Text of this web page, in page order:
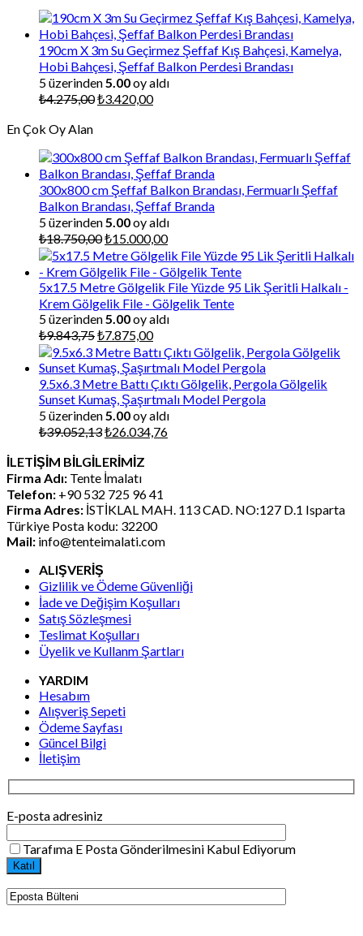
190cm X 3m Su Geçirmez Şeffaf Kış Bahçesi, Kamelya,
Hobi Bahçesi, Şeffaf Balkon Perdesi Brandası
5 üzerinden 5.00oy aldı
₺4.275,00Orijinal
₺3.420,00Şu
En Çok Oy Alan
300x800 cm Şeffaf Balkon Brandası, Fermuarlı Şeffaf
Balkon Brandası, Şeffaf Branda
5 üzerinden 5.00oy aldı
₺18.750,00Orijinal
fiyat:
₺18.750,00.
₺15.000,00Şu
andaki
fiyat:
₺15.000,00.
5x17.5 Metre Gölgelik File Yüzde 95 Lik Şeritli Halkalı -
Krem Gölgelik File - Gölgelik Tente
5 üzerinden 5.00oy aldı
₺9.843,75Orijinal
fiyat:
₺9.843,75.
₺7.875,00Şu
andaki
fiyat:
₺7.875,00.
9.5x6.3 Metre Battı Çıktı Gölgelik, Pergola Gölgelik
Sunset Kumaş, Şaşırtmalı Model Pergola
5 üzerinden 5.00oy aldı
₺39.052,13Orijinal
₺39.052,13.
₺26.034,76
İLETİŞİM BİLGİLERİMİZ
Firma Adı: Tente İmalatı
Telefon: +90 532 725 96 41
Firma Adres: İSTİKLAL MAH. 113 CAD. NO:127 D.1 Isparta
Türkiye Posta kodu: 32200
Mail: info@tenteimalati.com
ALIŞVERİŞ
Gizlilik ve Ödeme Güvenliği
İade ve Değişim Koşulları
Satış Sözleşmesi
Teslimat Koşulları
Üyelik ve Kullanm Şartları
YARDIM
Hesabım
Alışveriş Sepeti
Ödeme Sayfası
Güncel Bilgi
İletişim
E-posta adresiniz
Tarafıma E Posta Gönderilmesini Kabul Ediyorum